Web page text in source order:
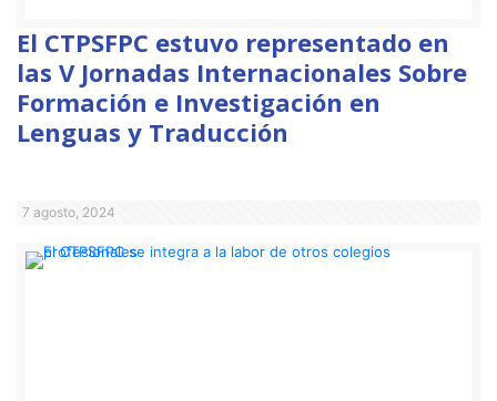
El CTPSFPC estuvo representado en
las V Jornadas Internacionales Sobre
Formación e Investigación en
Lenguas y Traducción
7 agosto, 2024